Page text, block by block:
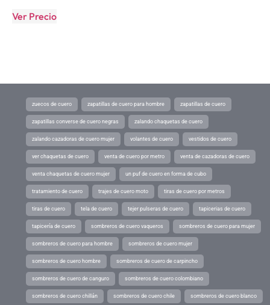
Ver Precio
zuecos de cuero zapatillas de cuero para hombre zapatillas de cuero
zapatillas converse de cuero negras zalando chaquetas de cuero
zalando cazadoras de cuero mujer volantes de cuero vestidos de cuero
ver chaquetas de cuero venta de cuero por metro venta de cazadoras de cuero
venta chaquetas de cuero mujer un puf de cuero en forma de cubo
tratamiento de cuero trajes de cuero moto tiras de cuero por metros
tiras de cuero tela de cuero tejer pulseras de cuero tapicerias de cuero
tapicería de cuero sombreros de cuero vaqueros sombreros de cuero para mujer
sombreros de cuero para hombre sombreros de cuero mujer
sombreros de cuero hombre sombreros de cuero de carpincho
sombreros de cuero de canguro sombreros de cuero colombiano
sombreros de cuero chillán sombreros de cuero chile sombreros de cuero blanco